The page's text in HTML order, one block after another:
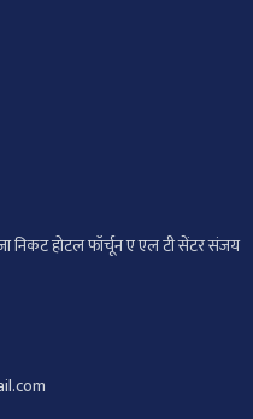
निकट होटल फॉर्चून ए एल टी सेंटर संजय